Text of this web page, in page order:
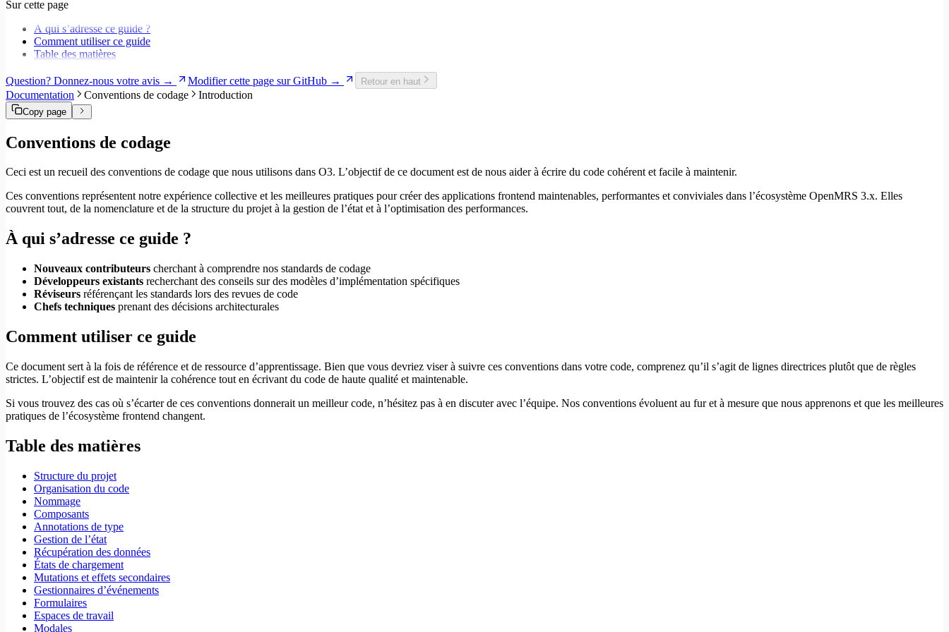
Migrer vers Core v6
Sur cette page
À qui s’adresse ce guide ?
Comment utiliser ce guide
Table des matières
Question? Donnez-nous votre avis → Modifier cette page sur GitHub → Retour en haut
Documentation Conventions de codage Introduction
Copy page
Conventions de codage
Ceci est un recueil des conventions de codage que nous utilisons dans O3. L’objectif de ce document est de nous aider à écrire du code cohérent et facile à maintenir.
Ces conventions représentent notre expérience collective et les meilleures pratiques pour créer des applications frontend maintenables, performantes et conviviales dans l’écosystème OpenMRS 3.x. Elles
couvrent tout, de la nomenclature et de la structure du projet à la gestion de l’état et à l’optimisation des performances.
À qui s’adresse ce guide ?
Nouveaux contributeurs cherchant à comprendre nos standards de codage
Développeurs existants recherchant des conseils sur des modèles d’implémentation spécifiques
Réviseurs référençant les standards lors des revues de code
Chefs techniques prenant des décisions architecturales
Comment utiliser ce guide
Ce document sert à la fois de référence et de ressource d’apprentissage. Bien que vous devriez viser à suivre ces conventions dans votre code, comprenez qu’il s’agit de lignes directrices plutôt que de règles
strictes. L’objectif est de maintenir la cohérence tout en écrivant du code de haute qualité et maintenable.
Si vous trouvez des cas où s’écarter de ces conventions donnerait un meilleur code, n’hésitez pas à en discuter avec l’équipe. Nos conventions évoluent au fur et à mesure que nous apprenons et que les meilleures
pratiques de l’écosystème frontend changent.
Table des matières
Structure du projet
Organisation du code
Nommage
Composants
Annotations de type
Gestion de l’état
Récupération des données
États de chargement
Mutations et effets secondaires
Gestionnaires d’événements
Formulaires
Espaces de travail
Modales